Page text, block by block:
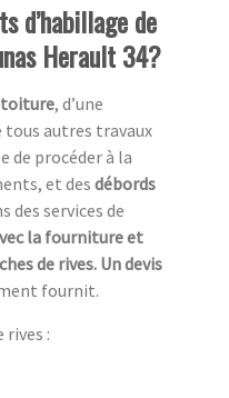
d’habillage de
Herault 34?
toiture, d’une
tous autres travaux
de procéder à la
et desdébords
des services de
la fourniture et
de rives. Un devis
fournit.
rives :